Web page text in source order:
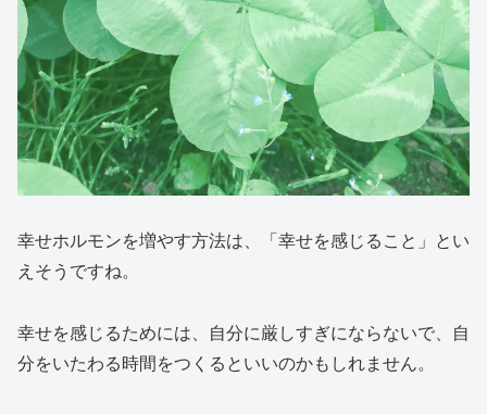
幸せホルモンを増やす方法は、「幸せを感じること」とい
えそうですね。
幸せを感じるためには、自分に厳しすぎにならないで、自
分をいたわる時間をつくるといいのかもしれません。